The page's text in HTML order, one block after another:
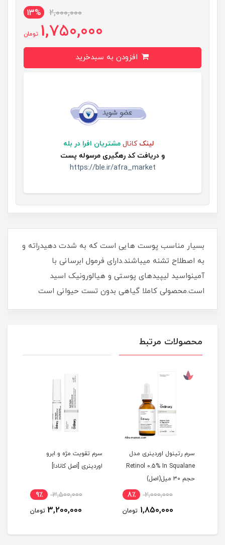
2,000,000
13%
1,750,000 تومان
لینک کانال مشتریان افرا در بله
و دریافت کد رهگیری مرسوله پست
https://ble.ir/afra_market
بسیار مناسب پوست هایی است که به شدت دهیدراته و
به اصطلاح تشنه میباشند.دارای فرمول ابرسانی با
آمینواسید لیپیدهای پوستی و هیالورونیک اسید
است.محصولی کاملا گیاهی بدون تست حیوانی است
محصولات مرتبط
سرم رتینول اوردینری مدل
Retinol 0.5% In Squalane
حجم ۳۰ میل(اصل)
2,000,000 8٪
1,850,000 تومان
سرم تقویت مژه و ابرو
اوردینری [اصل کانادا]
3,500,000 9٪
3,200,000 تومان